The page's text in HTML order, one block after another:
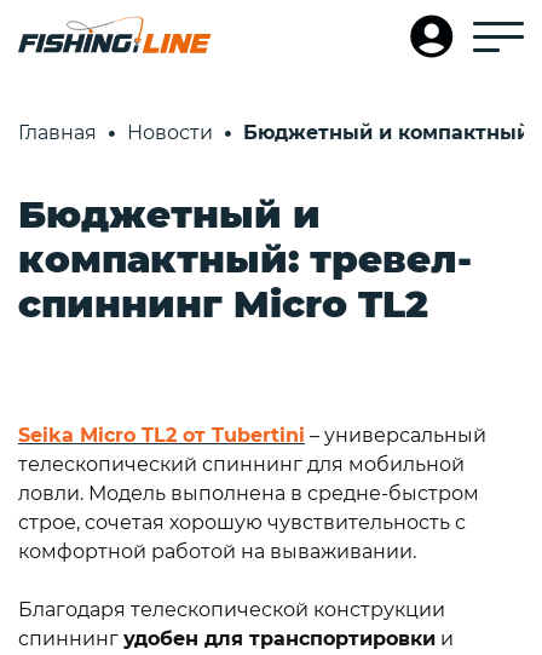
Главная Новости Бюджетный и компактный:
Бюджетный и
компактный: тревел-
спиннинг Micro TL2
Seika Micro TL2 от Tubertini – универсальный
телескопический спиннинг для мобильной
ловли. Модель выполнена в средне-быстром
строе, сочетая хорошую чувствительность с
комфортной работой на вываживании.
Благодаря телескопической конструкции
спиннинг удобен для транспортировки и